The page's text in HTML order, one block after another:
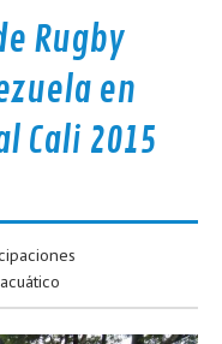
Rugby
en
Cali 2015